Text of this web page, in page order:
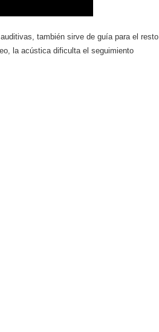
también sirve de guía para el resto
la acústica dificulta el seguimiento